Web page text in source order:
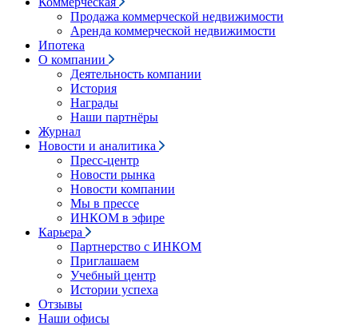
Продажа коммерческой недвижимости
Аренда коммерческой недвижимости
Ипотека
О компании
Деятельность компании
История
Награды
Наши партнёры
Журнал
Новости и аналитика
Пресс-центр
Новости рынка
Новости компании
Мы в прессе
ИНКОМ в эфире
Карьера
Партнерство с ИНКОМ
Приглашаем
Учебный центр
Истории успеха
Отзывы
Наши офисы